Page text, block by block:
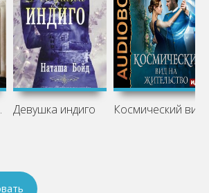
Девушка индиго